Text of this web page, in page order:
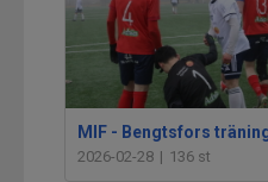
2026-02-28 | 136 st